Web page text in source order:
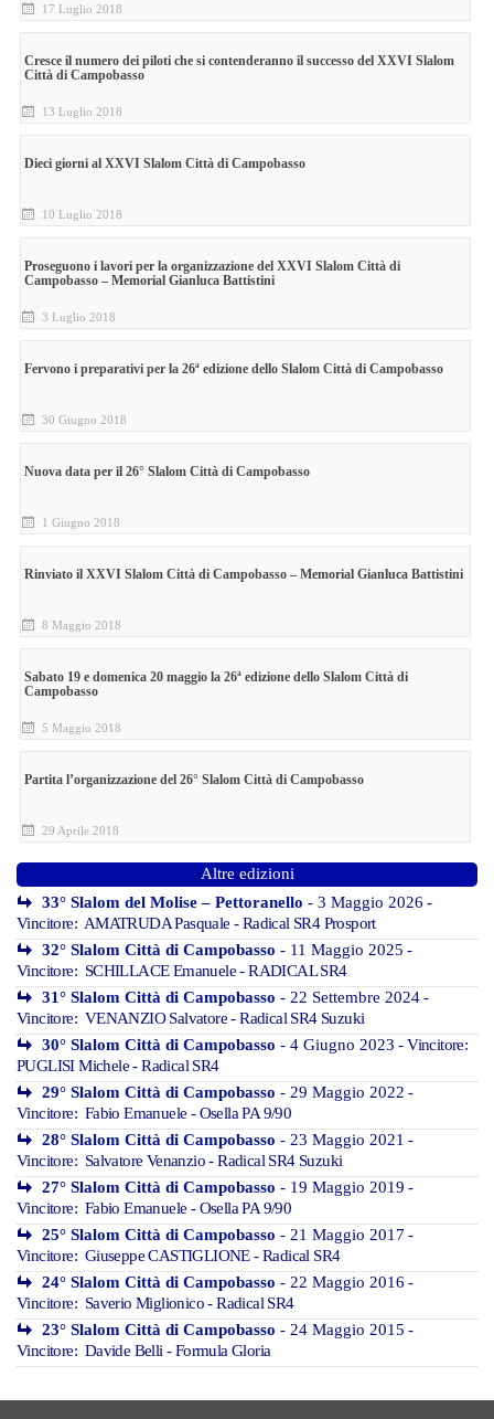
17 Luglio 2018
Cresce il numero dei piloti che si contenderanno il successo del XXVI Slalom
Città di Campobasso
13 Luglio 2018
Dieci giorni al XXVI Slalom Città di Campobasso
10 Luglio 2018
Proseguono i lavori per la organizzazione del XXVI Slalom Città di
Campobasso – Memorial Gianluca Battistini
3 Luglio 2018
Fervono i preparativi per la 26ª edizione dello Slalom Città di Campobasso
30 Giugno 2018
Nuova data per il 26° Slalom Città di Campobasso
1 Giugno 2018
Rinviato il XXVI Slalom Città di Campobasso – Memorial Gianluca Battistini
8 Maggio 2018
Sabato 19 e domenica 20 maggio la 26ª edizione dello Slalom Città di
Campobasso
5 Maggio 2018
Partita l’organizzazione del 26° Slalom Città di Campobasso
29 Aprile 2018
Altre edizioni
33° Slalom del Molise – Pettoranello - 3 Maggio 2026 -
Vincitore: AMATRUDA Pasquale - Radical SR4 Prosport
32° Slalom Città di Campobasso - 11 Maggio 2025 -
Vincitore: SCHILLACE Emanuele - RADICAL SR4
31° Slalom Città di Campobasso - 22 Settembre 2024-
Vincitore: VENANZIO Salvatore - Radical SR4 Suzuki
30° Slalom Città di Campobasso - 4 Giugno 2023 - Vincitore:
PUGLISI Michele - Radical SR4
29° Slalom Città di Campobasso - 29 Maggio 2022 -
Vincitore: Fabio Emanuele - Osella PA 9/90
28° Slalom Città di Campobasso - 23 Maggio 2021 -
Vincitore: Salvatore Venanzio - Radical SR4 Suzuki
27° Slalom Città di Campobasso - 19 Maggio 2019 -
Vincitore: Fabio Emanuele - Osella PA 9/90
25° Slalom Città di Campobasso - 21 Maggio 2017 -
Vincitore: Giuseppe CASTIGLIONE - Radical SR4
24° Slalom Città di Campobasso - 22 Maggio 2016 -
Vincitore: Saverio Miglionico - Radical SR4
23° Slalom Città di Campobasso - 24 Maggio 2015 -
Vincitore: Davide Belli - Formula Gloria